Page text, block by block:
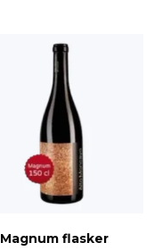
Magnum flasker